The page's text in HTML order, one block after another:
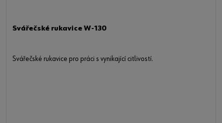
Svářečské rukavice W-130
Svářečské rukavice pro práci s vynikající citlivostí.